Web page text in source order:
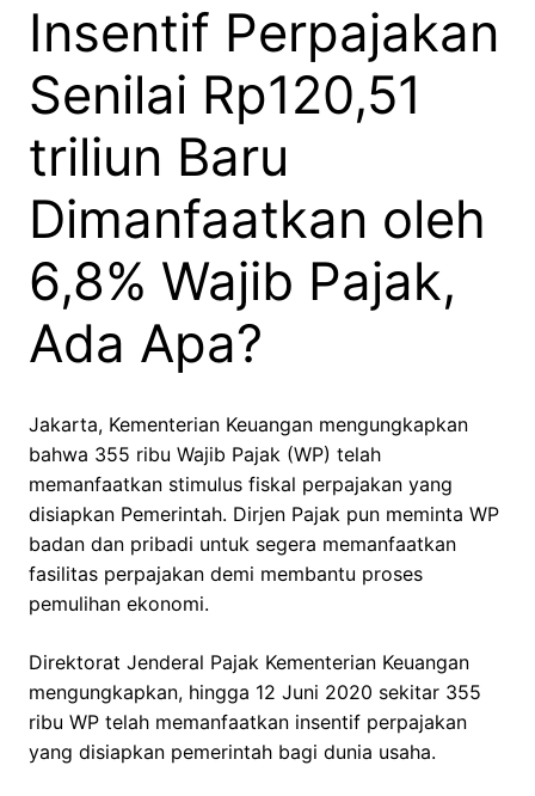
Insentif Perpajakan
Senilai Rp120,51
triliun Baru
Dimanfaatkan oleh
6,8% Wajib Pajak,
Ada Apa?
Jakarta, Kementerian Keuangan mengungkapkan
bahwa 355 ribu Wajib Pajak (WP) telah
memanfaatkan stimulus fiskal perpajakan yang
disiapkan Pemerintah. Dirjen Pajak pun meminta WP
badan dan pribadi untuk segera memanfaatkan
fasilitas perpajakan demi membantu proses
pemulihan ekonomi.
Direktorat Jenderal Pajak Kementerian Keuangan
mengungkapkan, hingga 12 Juni 2020 sekitar 355
ribu WP telah memanfaatkan insentif perpajakan
yang disiapkan pemerintah bagi dunia usaha.